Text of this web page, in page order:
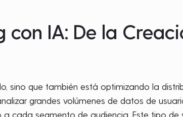
IA: De la
sino que también está optimizando la
grandes volúmenes de datos de
cada segmento de audiencia. Este tipo de